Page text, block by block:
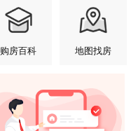
购房百科 地图找房